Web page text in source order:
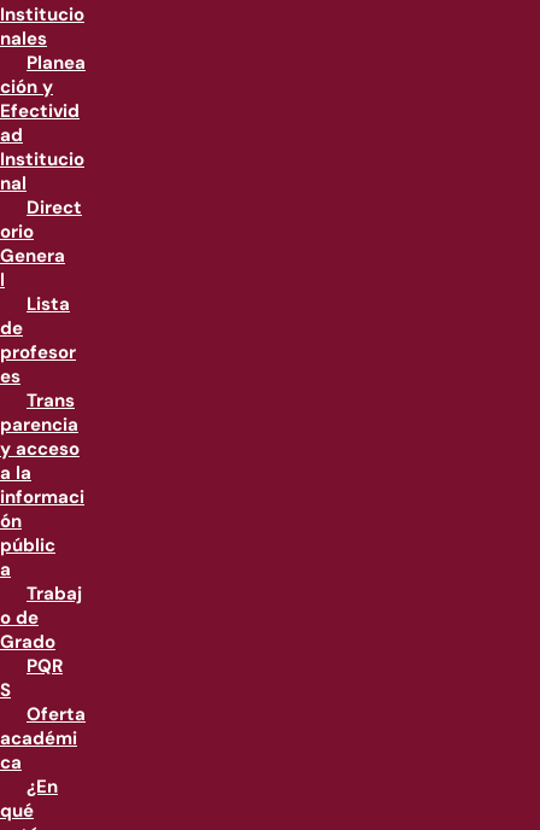
Institucio
nales
Planea
ción y
Efectivid
ad
Institucio
nal
Direct
orio
Genera
l
Lista
de
profesor
es
Trans
parencia
y acceso
a la
informaci
ón
públic
a
Trabaj
o de
Grado
PQR
S
Oferta
académi
ca
¿En
qué